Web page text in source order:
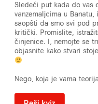
Sledeći put kada do vas
vanzemaljcima u
saopšti da smo svi pod
kritički. Promislite,
činjenice. I, nemojte se
objasnite kako stvari
Nego, koja je vama